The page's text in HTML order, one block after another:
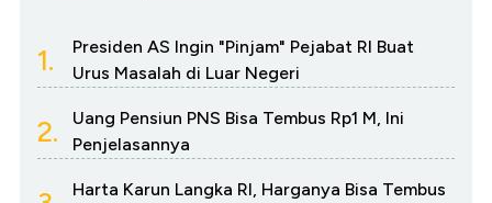
1.
Presiden AS Ingin "Pinjam" Pejabat RI Buat
Urus Masalah di Luar Negeri
2.
Uang Pensiun PNS Bisa Tembus Rp1 M, Ini
Penjelasannya
Harta Karun Langka RI, Harganya Bisa Tembus